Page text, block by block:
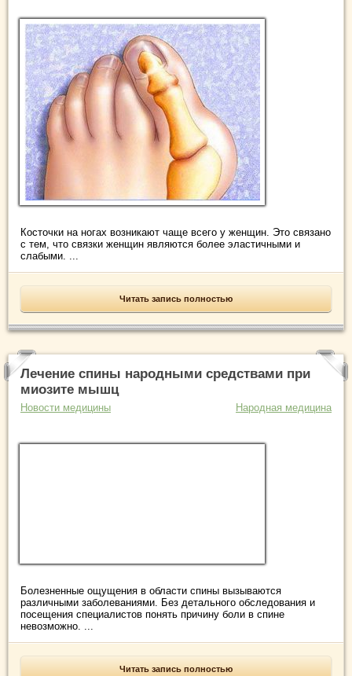
Косточки на ногах возникают чаще всего у женщин. Это связано
с тем, что связки женщин являются более эластичными и
слабыми. ...
Читать запись полностью
Лечение спины народными средствами при
миозите мышц
Новости медицины Народная медицина
Болезненные ощущения в области спины вызываются
различными заболеваниями. Без детального обследования и
посещения специалистов понять причину боли в спине
невозможно. ...
Читать запись полностью